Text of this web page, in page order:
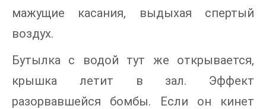
мажущие касания, выдыхая спертый
воздух.
Бутылка с водой тут же открывается,
крышка летит в зал. Эффект
разорвавшейся бомбы. Если он кинет